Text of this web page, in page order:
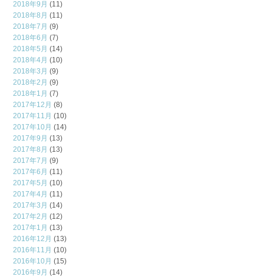
2018年9月 (11)
2018年8月 (11)
2018年7月 (9)
2018年6月 (7)
2018年5月 (14)
2018年4月 (10)
2018年3月 (9)
2018年2月 (9)
2018年1月 (7)
2017年12月 (8)
2017年11月 (10)
2017年10月 (14)
2017年9月 (13)
2017年8月 (13)
2017年7月 (9)
2017年6月 (11)
2017年5月 (10)
2017年4月 (11)
2017年3月 (14)
2017年2月 (12)
2017年1月 (13)
2016年12月 (13)
2016年11月 (10)
2016年10月 (15)
2016年9月 (14)